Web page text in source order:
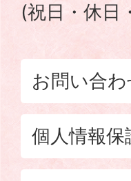
(祝日・休日
お問い合わ
個人情報保